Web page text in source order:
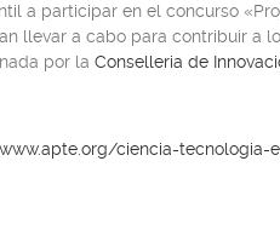
a participar en el concurso
llevar a cabo para contribuir a
por la Conselleria de
www.apte.org/ciencia-tecnologia-